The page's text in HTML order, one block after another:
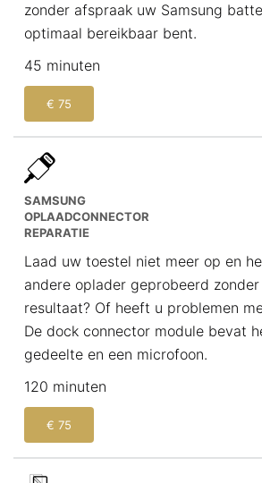
zonder afspraak uw Samsung
optimaal bereikbaar bent.
45 minuten
€ 75
SAMSUNG
OPLAADCONNECTOR
REPARATIE
Laad uw toestel niet meer op en
andere oplader geprobeerd
resultaat? Of heeft u problemen
De dock connector module bevat
gedeelte en een microfoon.
120 minuten
€ 75